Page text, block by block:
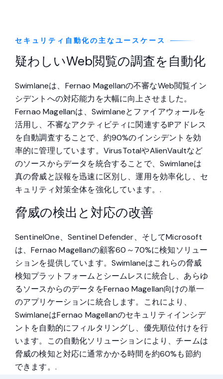
セキュリティ自動化の主なユースケース
疑わしいWeb閲覧の調査を自動化
Swimlaneは、Fernao Magellanの不審なWeb閲覧イン
シデントへの対応能力を大幅に向上させました。
Fernao Magellanは、Swimlaneとファイアウォールを
活用し、不審なアクティビティに関連するIPアドレス
を自動調査することで、約90%のインシデントを効
率的に管理しています。VirusTotalやAlienVaultなど
のソースからデータを統合することで、Swimlaneは
真の脅威と誤報を迅速に区別し、運用を効率化し、セ
キュリティ対策全体を強化しています。.
脅威の検出と対応の改善
SentinelOne、Sentinel Defender、そしてMicrosoft
は、Fernao Magellanの顧客60～70%に検知ソリュー
ションを提供しています。Swimlaneはこれらの脅威
検知プラットフォームとシームレスに統合し、あらゆ
るソースからのデータをFernao Magellan向けの単一
のアプリケーションに統合します。これにより、
SwimlaneはFernao Magellanのセキュリティインシデ
ントを自動的にフィルタリングし、優先順位付けを行
います。この自動化ソリューションにより、チームは
脅威の検知と対応に通常かかる時間を約60%も節約
できます。.